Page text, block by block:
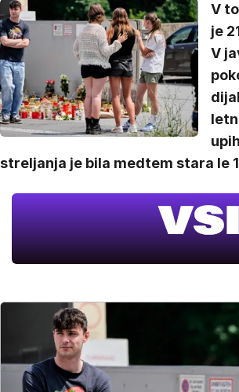
V
je
V
streljanja je bila medtem stara le